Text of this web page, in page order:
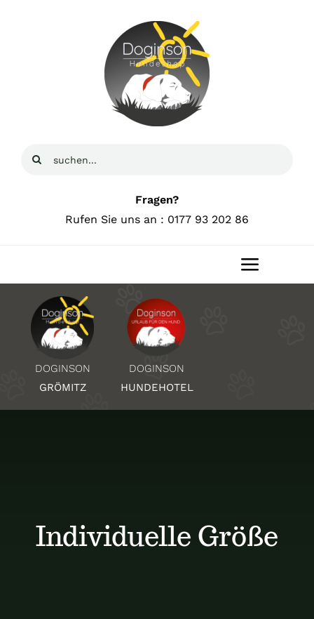
Suche
Fragen?
Rufen Sie uns an : 0177 93 202 86
Toggle
Home
Über Uns
DOGINSON
GRÖMITZ
DOGINSON
HUNDEHOTEL
Individuelle Größe